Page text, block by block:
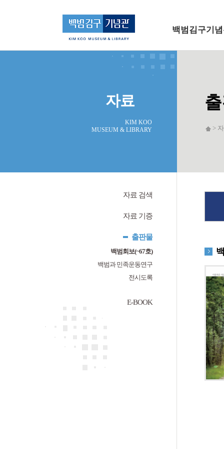
백범김구기
자료
KIM KOO
MUSEUM & LIBRARY
>
자료 검색
자료 기증
출판물
백범회보(~67호)
백범과 민족운동연구
전시도록
E-BOOK